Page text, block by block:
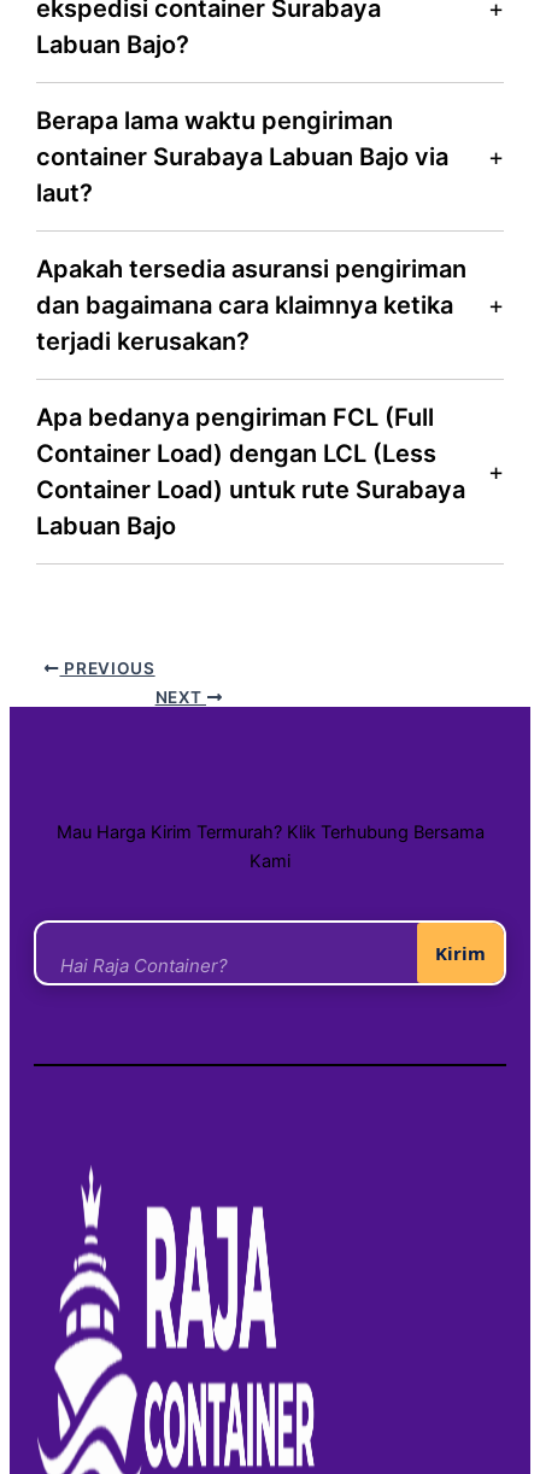
ekspedisi container Surabaya
Labuan Bajo?
Berapa lama waktu pengiriman
container Surabaya Labuan Bajo via
laut?
Apakah tersedia asuransi pengiriman
dan bagaimana cara klaimnya ketika
terjadi kerusakan?
Apa bedanya pengiriman FCL (Full
Container Load) dengan LCL (Less
Container Load) untuk rute Surabaya
Labuan Bajo
PREVIOUS
NEXT
Mau Harga Kirim Termurah? Klik Terhubung Bersama
Kami
Kirim